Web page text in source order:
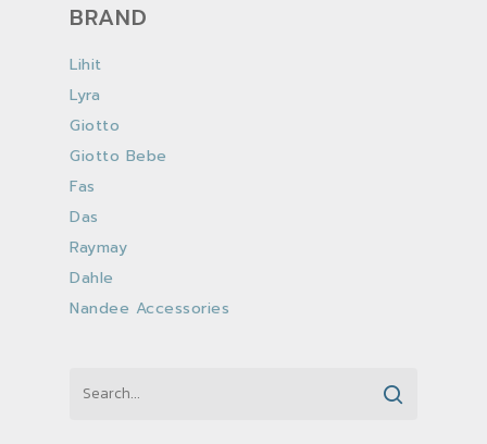
BRAND
Lihit
Lyra
Giotto
Giotto Bebe
Fas
Das
Raymay
Dahle
Nandee Accessories